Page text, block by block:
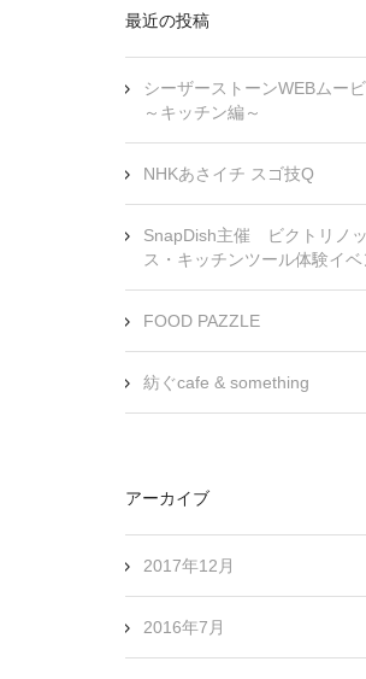
最近の投稿
シーザーストーンWEBムー
～キッチン編～
NHKあさイチ スゴ技Q
SnapDish主催 ビクトリノ
ス・キッチンツール体験イベ
FOOD PAZZLE
紡ぐcafe & something
アーカイブ
2017年12月
2016年7月